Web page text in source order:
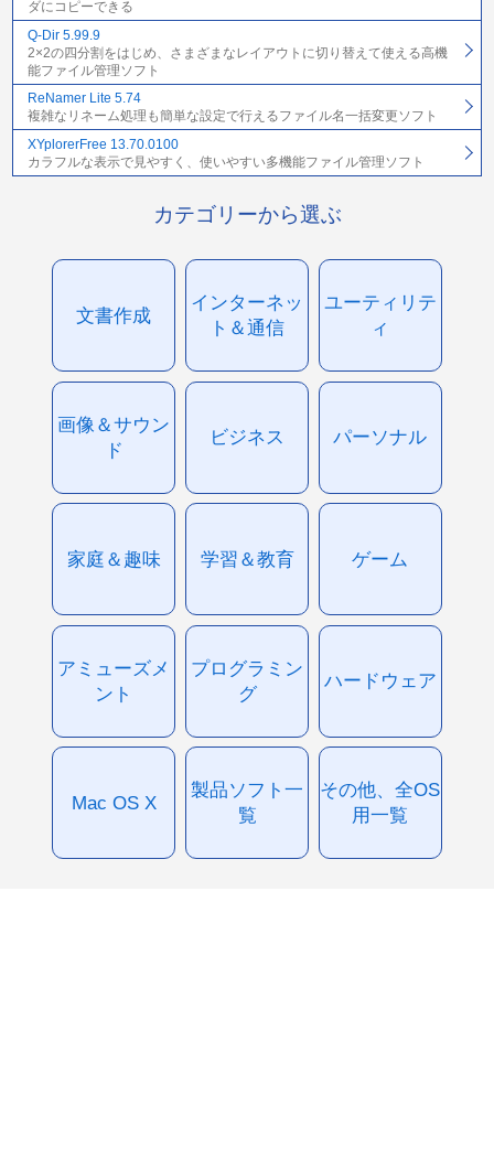
ダにコピーできる
Q-Dir 5.99.9
2×2の四分割をはじめ、さまざまなレイアウトに切り替えて使える高機
能ファイル管理ソフト
ReNamer Lite 5.74
複雑なリネーム処理も簡単な設定で行えるファイル名一括変更ソフト
XYplorerFree 13.70.0100
カラフルな表示で見やすく、使いやすい多機能ファイル管理ソフト
カテゴリーから選ぶ
文書作成
インターネッ
ト＆通信
ユーティリテ
ィ
画像＆サウン
ド
ビジネス パーソナル
家庭＆趣味 学習＆教育 ゲーム
アミューズメ
ント
プログラミン
グ
ハードウェア
Mac OS X
製品ソフト一
覧
その他、全OS
用一覧